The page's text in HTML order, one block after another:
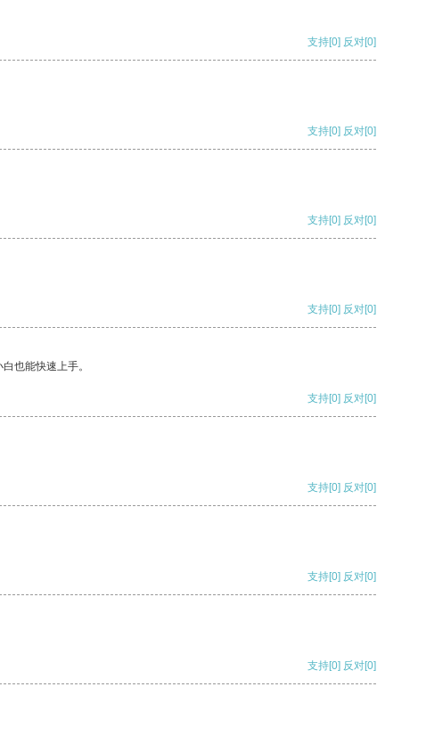
支持[0] 反对[0]
支持[0] 反对[0]
支持[0] 反对[0]
支持[0] 反对[0]
也能快速上手。
支持[0] 反对[0]
支持[0] 反对[0]
支持[0] 反对[0]
支持[0] 反对[0]